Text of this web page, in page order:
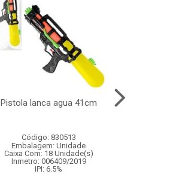
Pistola lanca agua 41cm
Código: 830513
Embalagem: Unidade
Caixa Com: 18 Unidade(s)
Inmetro: 006409/2019
IPI: 6.5%